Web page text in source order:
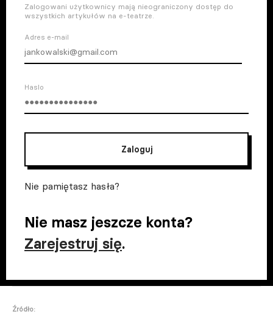
Zalogowani użytkownicy mają nieograniczony dostęp do
wszystkich artykułów na e-teatrze.
Adres e-mail
Haslo
Zaloguj
Nie pamiętasz hasła?
Nie masz jeszcze konta?
Zarejestruj się.
Źródło: